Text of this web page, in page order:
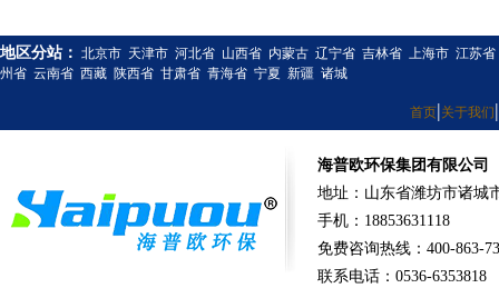
地区分站： 北京市 天津市 河北省 山西省 内蒙古 辽宁省 吉林省 上海市 江苏省
州省 云南省 西藏 陕西省 甘肃省 青海省 宁夏 新疆 诸城
首页|关于我们|
海普欧环保集团有限公司
地址：山东省潍坊市诸城
手机：18853631118
免费咨询热线：400-863-
联系电话：0536-6353818